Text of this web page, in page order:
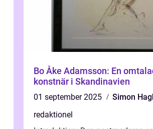
Bo Åke Adamsson: En
konstnär i Skandinavien
01 september 2025
Simon
redaktionel